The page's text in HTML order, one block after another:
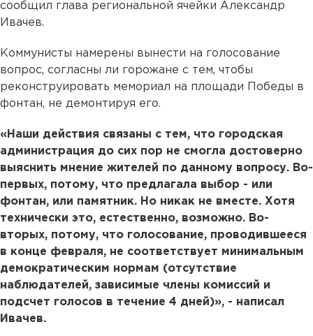
сообщил глава региональной ячейки Александр
Ивачев.
Коммунисты намерены вынести на голосование
вопрос, согласны ли горожане с тем, чтобы
реконструировать мемориал на площади Победы в
фонтан, не демонтируя его.
«Наши действия связаны с тем, что городская
администрация до сих пор не смогла достоверно
выяснить мнение жителей по данному вопросу. Во-
первых, потому, что предлагала выбор - или
фонтан, или памятник. Но никак не вместе. Хотя
технически это, естественно, возможно. Во-
вторых, потому, что голосование, проводившееся
в конце февраля, не соответствует минимальным
демократическим нормам (отсутствие
наблюдателей, зависимые члены комиссий и
подсчет голосов в течение 4 дней)», - написал
Ивачев.